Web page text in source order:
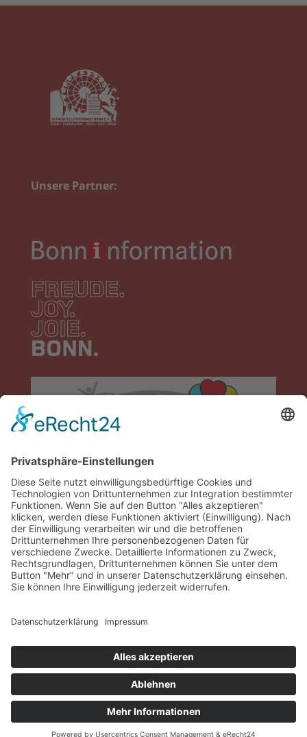
Unsere Partner:
Impressum
Datenschutz
Häufige Fragen
© Schaustellerverband Bonn e.V. 2023